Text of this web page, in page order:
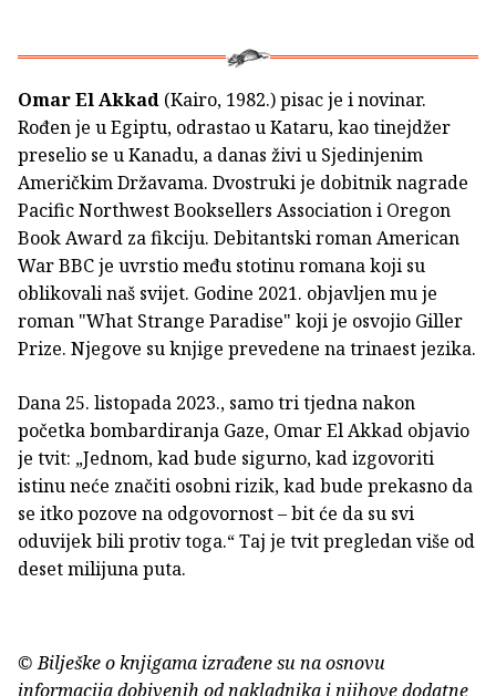
Omar El Akkad (Kairo, 1982.) pisac je i novinar.
Rođen je u Egiptu, odrastao u Kataru, kao tinejdžer
preselio se u Kanadu, a danas živi u Sjedinjenim
Američkim Državama. Dvostruki je dobitnik nagrade
Pacific Northwest Booksellers Association i Oregon
Book Award za fikciju. Debitantski roman American
War BBC je uvrstio među stotinu romana koji su
oblikovali naš svijet. Godine 2021. objavljen mu je
roman "What Strange Paradise" koji je osvojio Giller
Prize. Njegove su knjige prevedene na trinaest jezika.
Dana 25. listopada 2023., samo tri tjedna nakon
početka bombardiranja Gaze, Omar El Akkad objavio
je tvit: „Jednom, kad bude sigurno, kad izgovoriti
istinu neće značiti osobni rizik, kad bude prekasno da
se itko pozove na odgovornost – bit će da su svi
oduvijek bili protiv toga.“ Taj je tvit pregledan više od
deset milijuna puta.
© Bilješke o knjigama izrađene su na osnovu
informacija dobivenih od nakladnika i njihove dodatne